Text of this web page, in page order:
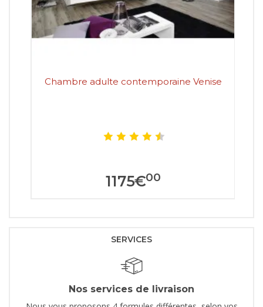
Chambre adulte contemporaine Venise
1175€00
SERVICES
Nos services de livraison